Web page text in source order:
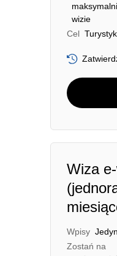
wizie
Cel
Wiza
Wpisy
Zostań na